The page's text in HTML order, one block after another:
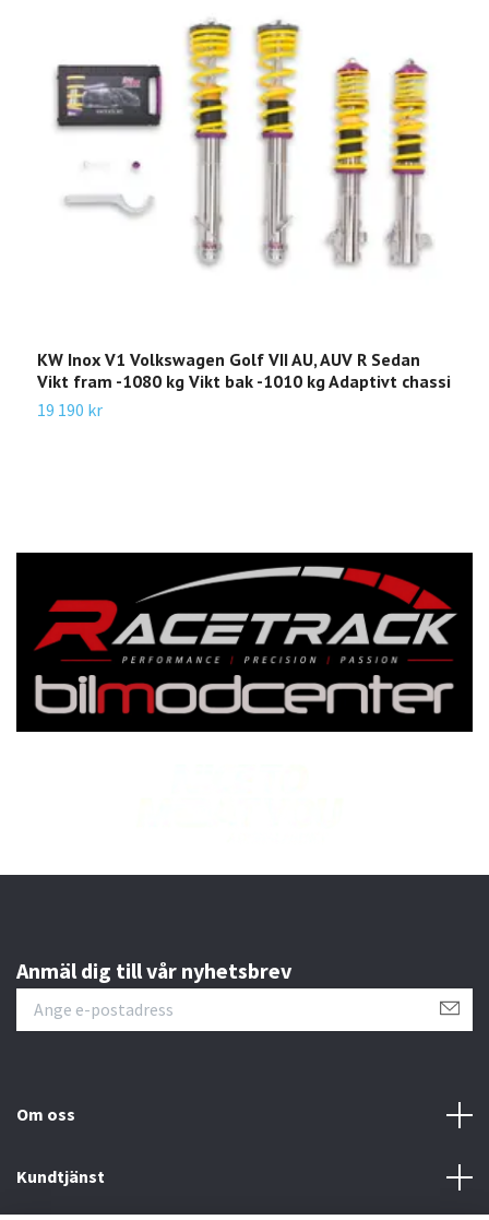
KW Inox V1 Volkswagen Golf VII AU, AUV R Sedan
Vikt fram -1080 kg Vikt bak -1010 kg Adaptivt chassi
19 190 kr
Anmäl dig till vår nyhetsbrev
Om oss
Kundtjänst